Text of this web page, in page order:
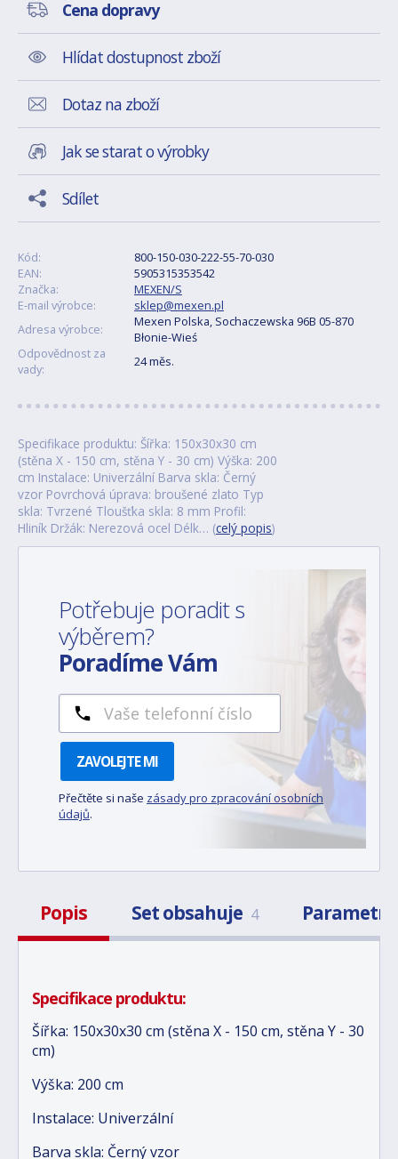
Cena dopravy
Hlídat dostupnost zboží
Dotaz na zboží
Jak se starat o výrobky
Sdílet
Kód:
800-150-030-222-55-70-030
EAN:
5905315353542
Značka:
MEXEN/S
E-mail výrobce:
sklep@mexen.pl
Adresa výrobce:
Mexen Polska, Sochaczewska 96B 05-870
Błonie-Wieś
Odpovědnost za
vady:
24 měs.
Specifikace produktu: Šířka: 150x30x30 cm
(stěna X - 150 cm, stěna Y - 30 cm) Výška: 200
cm Instalace: Univerzální Barva skla: Černý
vzor Povrchová úprava: broušené zlato Typ
skla: Tvrzené Tloušťka skla: 8 mm Profil:
Hliník Držák: Nerezová ocel Délk… (celý popis)
Potřebuje poradit s
výběrem?
Poradíme Vám
ZAVOLEJTE MI
Přečtěte si naše zásady pro zpracování osobních
údajů.
Popis Set obsahuje 4 Parametry
Specifikace produktu:
Šířka: 150x30x30 cm (stěna X - 150 cm, stěna Y - 30
cm)
Výška: 200 cm
Instalace: Univerzální
Barva skla: Černý vzor